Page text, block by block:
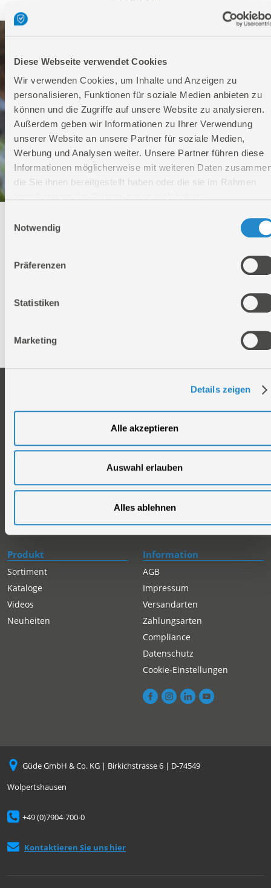
Diese Webseite verwendet Cookies
Wir verwenden Cookies, um Inhalte und Anzeigen zu
personalisieren, Funktionen für soziale Medien anbieten zu
können und die Zugriffe auf unsere Website zu analysieren.
Außerdem geben wir Informationen zu Ihrer Verwendung
unserer Website an unsere Partner für soziale Medien,
Werbung und Analysen weiter. Unsere Partner führen diese
Informationen möglicherweise mit weiteren Daten
die Sie ihnen bereitgestellt haben oder die sie im Rahmen
Notwendig
Präferenzen
Statistiken
Marketing
Details zeigen
Alle akzeptieren
Auswahl erlauben
Alles ablehnen
Technischer Service
Montag - Freitag
Geschlossen
Telefax: +49 (0)7904-70051999
Händlersuche
Servicepartner-International
Autorisierter Internetpartner
Reparaturauftrag/Reklamation
Rückgabe gekaufter Artikel
Produkt
Sortiment
Kataloge
Videos
Neuheiten
Information
AGB
Impressum
Versandarten
Zahlungsarten
Compliance
Datenschutz
Cookie-Einstellungen
Güde GmbH & Co. KG | Birkichstrasse 6 | D-74549
Wolpertshausen
+49 (0)7904-700-0
Kontaktieren Sie uns hier